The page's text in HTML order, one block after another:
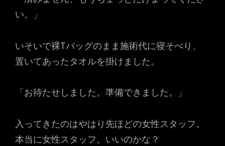
い。」
いそいで裸Tバッグのまま施術代に寝そべり、
置いてあったタオルを掛けました。
「お待たせしました。準備できました。」
入ってきたのはやはり先ほどの女性スタッフ。
本当に女性スタッフ。いいのかな？